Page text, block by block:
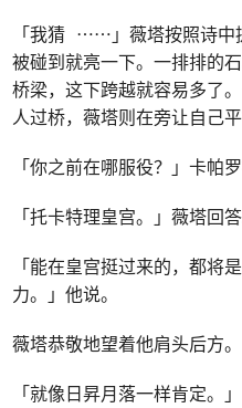
「我猜 ⋯⋯」薇塔按照诗中
被碰到就亮一下。一排排的
桥梁，这下跨越就容易多了
人过桥，薇塔则在旁让自己平
「你之前在哪服役？」卡帕
「托卡特理皇宫。」薇塔回答
「能在皇宫挺过来的，都将
力。」他说。
薇塔恭敬地望着他肩头后方
「就像日昇月落一样肯定。